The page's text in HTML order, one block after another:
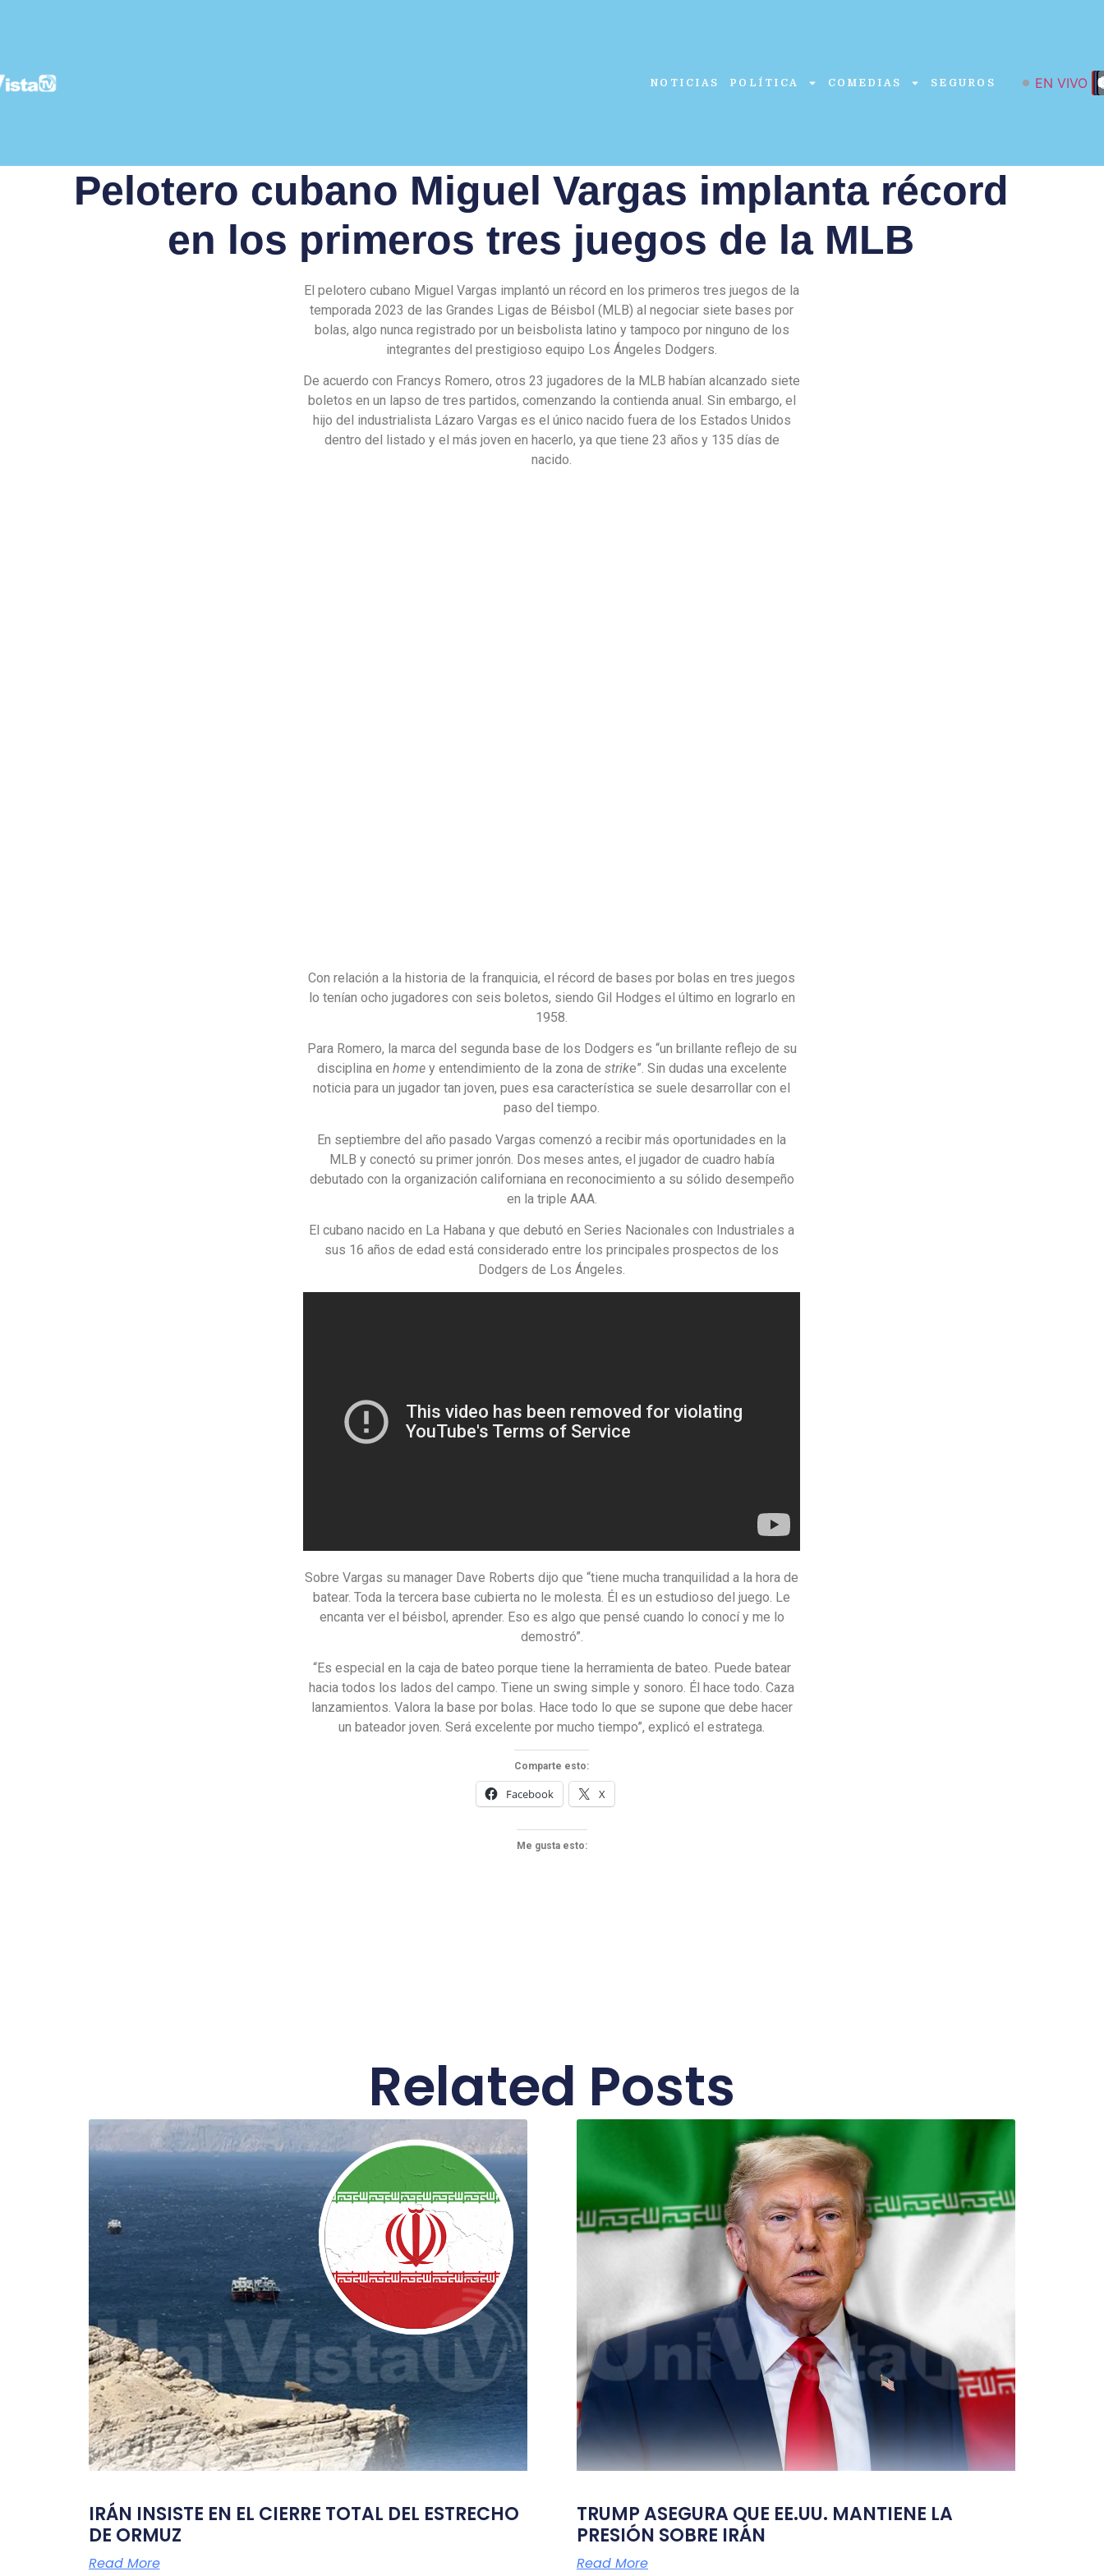
NOTICIAS POLÍTICA COMEDIAS SEGUROS EN VIVO
Pelotero cubano Miguel Vargas implanta récord
en los primeros tres juegos de la MLB
El pelotero cubano Miguel Vargas implantó un récord en los primeros tres juegos de la
temporada 2023 de las Grandes Ligas de Béisbol (MLB) al negociar siete bases por
bolas, algo nunca registrado por un beisbolista latino y tampoco por ninguno de los
integrantes del prestigioso equipo Los Ángeles Dodgers.
De acuerdo con Francys Romero, otros 23 jugadores de la MLB habían alcanzado siete
boletos en un lapso de tres partidos, comenzando la contienda anual. Sin embargo, el
hijo del industrialista Lázaro Vargas es el único nacido fuera de los Estados Unidos
dentro del listado y el más joven en hacerlo, ya que tiene 23 años y 135 días de
nacido.
Con relación a la historia de la franquicia, el récord de bases por bolas en tres juegos
lo tenían ocho jugadores con seis boletos, siendo Gil Hodges el último en lograrlo en
1958.
Para Romero, la marca del segunda base de los Dodgers es “un brillante reflejo de su
disciplina en homey entendimiento de la zona de strike”. Sin dudas una excelente
noticia para un jugador tan joven, pues esa característica se suele desarrollar con el
paso del tiempo.
En septiembre del año pasado Vargas comenzó a recibir más oportunidades en la
MLB y conectó su primer jonrón. Dos meses antes, el jugador de cuadro había
debutado con la organización californiana en reconocimiento a su sólido desempeño
en la triple AAA.
El cubano nacido en La Habana y que debutó en Series Nacionales con Industriales a
sus 16 años de edad está considerado entre los principales prospectos de los
Dodgers de Los Ángeles.
Sobre Vargas su manager Dave Roberts dijo que “tiene mucha tranquilidad a la hora de
batear. Toda la tercera base cubierta no le molesta. Él es un estudioso del juego. Le
encanta ver el béisbol, aprender. Eso es algo que pensé cuando lo conocí y me lo
demostró”.
“Es especial en la caja de bateo porque tiene la herramienta de bateo. Puede batear
hacia todos los lados del campo. Tiene un swing simple y sonoro. Él hace todo. Caza
lanzamientos. Valora la base por bolas. Hace todo lo que se supone que debe hacer
un bateador joven. Será excelente por mucho tiempo”, explicó el estratega.
Comparte esto:
Facebook X
Me gusta esto:
Related Posts
IRÁN INSISTE EN EL CIERRE TOTAL DEL ESTRECHO
DE ORMUZ
Read More
TRUMP ASEGURA QUE EE.UU. MANTIENE LA
PRESIÓN SOBRE IRÁN
Read More